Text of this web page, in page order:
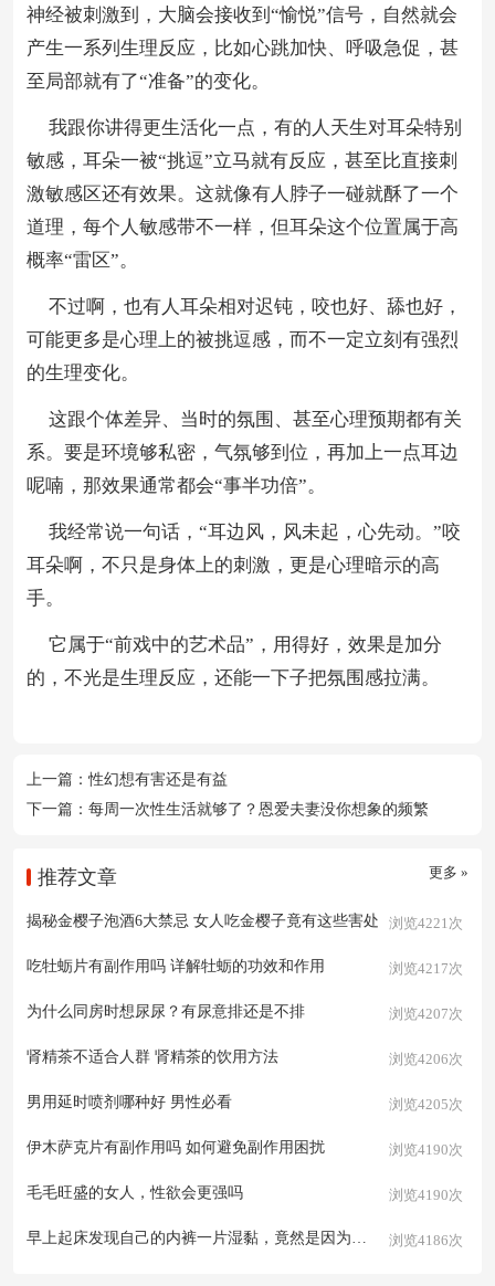
神经被刺激到，大脑会接收到“愉悦”信号，自然就会
产生一系列生理反应，比如心跳加快、呼吸急促，甚
至局部就有了“准备”的变化。
我跟你讲得更生活化一点，有的人天生对耳朵特别
敏感，耳朵一被“挑逗”立马就有反应，甚至比直接刺
激敏感区还有效果。这就像有人脖子一碰就酥了一个
道理，每个人敏感带不一样，但耳朵这个位置属于高
概率“雷区”。
不过啊，也有人耳朵相对迟钝，咬也好、舔也好，
可能更多是心理上的被挑逗感，而不一定立刻有强烈
的生理变化。
这跟个体差异、当时的氛围、甚至心理预期都有关
系。要是环境够私密，气氛够到位，再加上一点耳边
呢喃，那效果通常都会“事半功倍”。
我经常说一句话，“耳边风，风未起，心先动。”咬
耳朵啊，不只是身体上的刺激，更是心理暗示的高
手。
它属于“前戏中的艺术品”，用得好，效果是加分
的，不光是生理反应，还能一下子把氛围感拉满。
上一篇： 性幻想有害还是有益
下一篇： 每周一次性生活就够了？恩爱夫妻没你想象的频繁
推荐文章 更多 »
揭秘金樱子泡酒6大禁忌 女人吃金樱子竟有这些害处 浏览4221次
吃牡蛎片有副作用吗 详解牡蛎的功效和作用 浏览4217次
为什么同房时想尿尿？有尿意排还是不排 浏览4207次
肾精茶不适合人群 肾精茶的饮用方法 浏览4206次
男用延时喷剂哪种好 男性必看 浏览4205次
伊木萨克片有副作用吗 如何避免副作用困扰 浏览4190次
毛毛旺盛的女人，性欲会更强吗 浏览4190次
早上起床发现自己的内裤一片湿黏，竟然是因为…… 浏览4186次